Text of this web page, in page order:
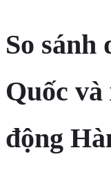
So sánh
Quốc
động